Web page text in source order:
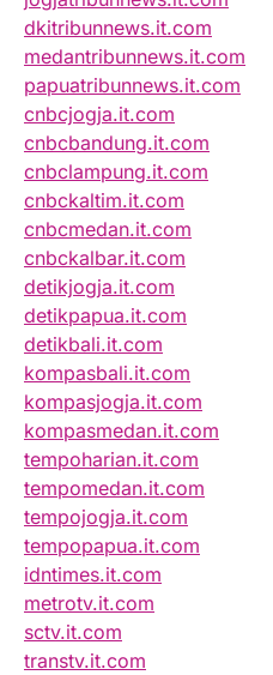
dkitribunnews.it.com
medantribunnews.it.com
papuatribunnews.it.com
cnbcjogja.it.com
cnbcbandung.it.com
cnbclampung.it.com
cnbckaltim.it.com
cnbcmedan.it.com
cnbckalbar.it.com
detikjogja.it.com
detikpapua.it.com
detikbali.it.com
kompasbali.it.com
kompasjogja.it.com
kompasmedan.it.com
tempoharian.it.com
tempomedan.it.com
tempojogja.it.com
tempopapua.it.com
idntimes.it.com
metrotv.it.com
sctv.it.com
transtv.it.com